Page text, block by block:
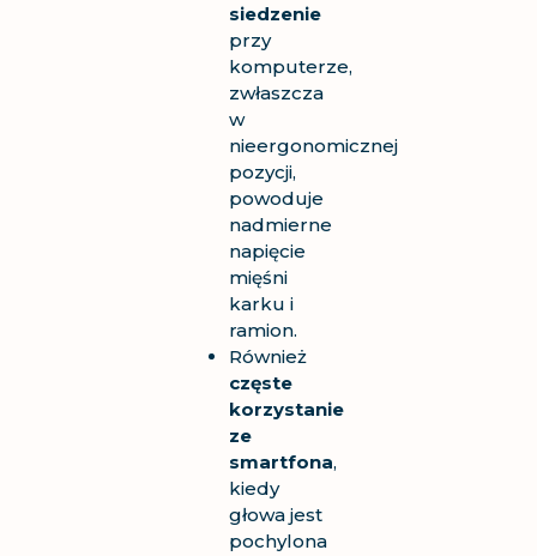
siedzenie
przy
komputerze,
zwłaszcza
w
nieergonomicznej
pozycji,
powoduje
nadmierne
napięcie
mięśni
karku i
ramion.
Również
częste
korzystanie
ze
smartfona,
kiedy
głowa jest
pochylona